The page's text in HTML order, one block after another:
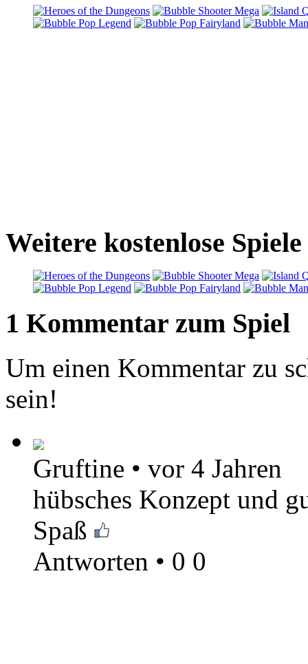
Weitere kostenlose
1 Kommentar zum Spiel
Um einen Kommentar zu
sein!
Gruftine • vor 4 Jahren
hübsches Konzept und
Spaß
Antworten • 0 0